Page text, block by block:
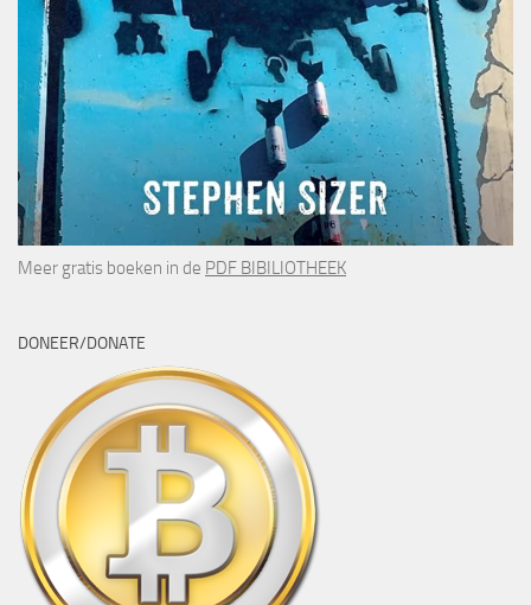
Meer gratis boeken in de PDF BIBILIOTHEEK
DONEER/DONATE